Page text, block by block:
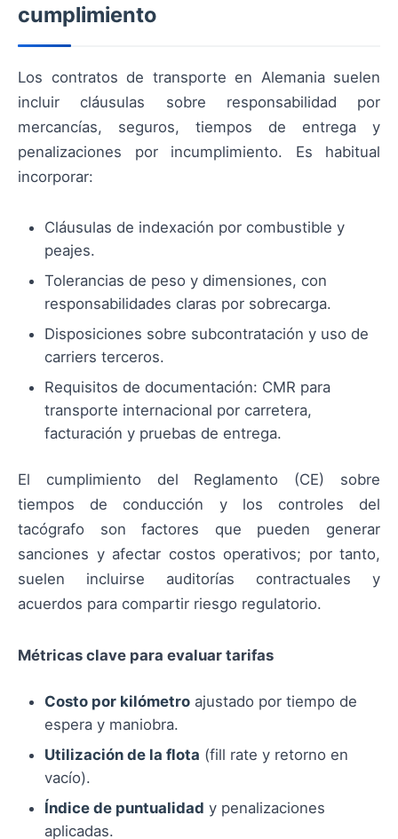
cumplimiento
Los contratos de transporte en Alemania suelen
incluir cláusulas sobre responsabilidad por
mercancías, seguros, tiempos de entrega y
penalizaciones por incumplimiento. Es habitual
incorporar:
Cláusulas de indexación por combustible y
peajes.
Tolerancias de peso y dimensiones, con
responsabilidades claras por sobrecarga.
Disposiciones sobre subcontratación y uso de
carriers terceros.
Requisitos de documentación: CMR para
transporte internacional por carretera,
facturación y pruebas de entrega.
El cumplimiento del Reglamento (CE) sobre
tiempos de conducción y los controles del
tacógrafo son factores que pueden generar
sanciones y afectar costos operativos; por tanto,
suelen incluirse auditorías contractuales y
acuerdos para compartir riesgo regulatorio.
Métricas clave para evaluar tarifas
Costo por kilómetro ajustado por tiempo de
espera y maniobra.
Utilización de la flota (fill rate y retorno en
vacío).
Índice de puntualidad y penalizaciones
aplicadas.